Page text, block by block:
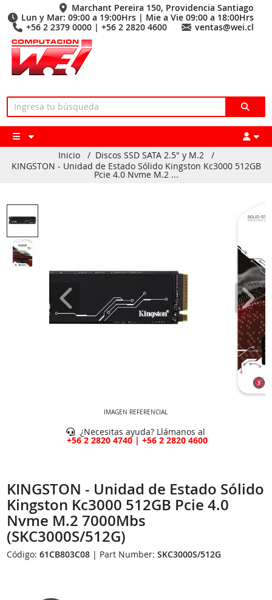
Marchant Pereira 150, Providencia Santiago
Lun y Mar: 09:00 a 19:00Hrs | Mie a Vie 09:00 a 18:00Hrs
+56 2 2379 0000 | +56 2 2820 4600
ventas@wei.cl
Inicio / Discos SSD SATA 2.5" y M.2
/
KINGSTON - Unidad de Estado Sólido Kingston Kc3000 512GB
Pcie 4.0 Nvme M.2 ...
IMAGEN REFERENCIAL
¿Necesitas ayuda? Llámanos al
+56 2 2820 4740 | +56 2 2820 4600
KINGSTON - Unidad de Estado Sólido
Kingston Kc3000 512GB Pcie 4.0
Nvme M.2 7000Mbs
(SKC3000S/512G)
Código:61CB803C08 | Part Number:SKC3000S/512G